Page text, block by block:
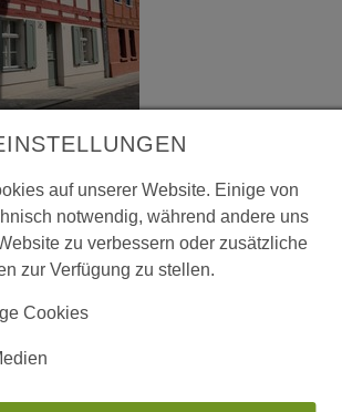
auf unserer Website. Einige von
notwendig, während andere uns
zu verbessern oder zusätzliche
zur Verfügung zu stellen.
Cookies